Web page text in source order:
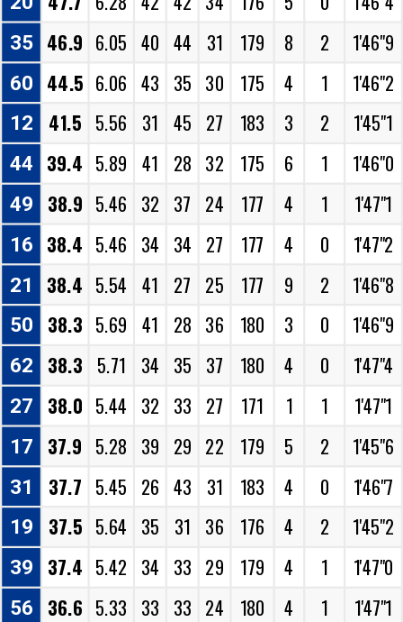
35 46.9 6.05 40 44 31 179 8 2 1'46"9
60 44.5 6.06 43 35 30 175 4 1 1'46"2
12 41.5 5.56 31 45 27 183 3 2 1'45"1
44 39.4 5.89 41 28 32 175 6 1 1'46"0
49 38.9 5.46 32 37 24 177 4 1 1'47"1
16 38.4 5.46 34 34 27 177 4 0 1'47"2
21 38.4 5.54 41 27 25 177 9 2 1'46"8
50 38.3 5.69 41 28 36 180 3 0 1'46"9
62 38.3 5.71 34 35 37 180 4 0 1'47"4
27 38.0 5.44 32 33 27 171 1 1 1'47"1
17 37.9 5.28 39 29 22 179 5 2 1'45"6
31 37.7 5.45 26 43 31 183 4 0 1'46"7
19 37.5 5.64 35 31 36 176 4 2 1'45"2
39 37.4 5.42 34 33 29 179 4 1 1'47"0
56 36.6 5.33 33 33 24 180 4 1 1'47"1